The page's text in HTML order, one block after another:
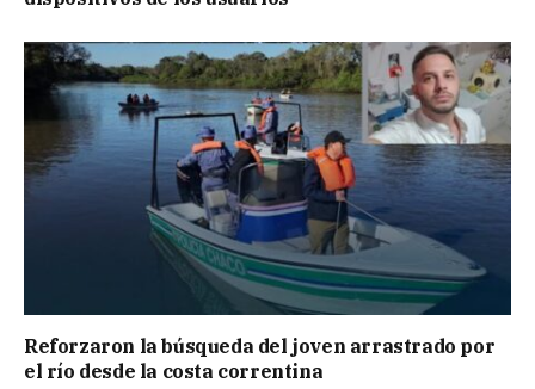
Reforzaron la búsqueda del joven arrastrado por
el río desde la costa correntina